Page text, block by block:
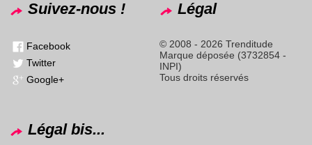
Suivez-nous !
Facebook
Twitter
Google+
Légal
© 2008 - 2026 Trenditude
Marque déposée (3732854 -
INPI)
Tous droits réservés
Légal bis...